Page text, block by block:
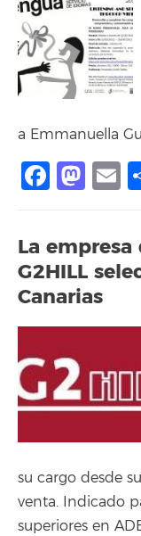
a Emmanuella
La
G2HILL
Canarias
su cargo desde
venta. Indicado
superiores en